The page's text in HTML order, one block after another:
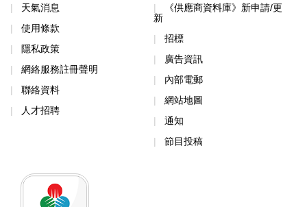
天氣消息
使用條款
隱私政策
網絡服務註冊聲明
聯絡資料
人才招聘
《供應商資料庫》新申請/更
新
招標
廣告資訊
內部電郵
網站地圖
通知
節目投稿